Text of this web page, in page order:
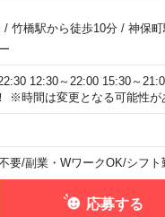
/ 竹橋駅から徒歩10分/ 神保
12:30～22:00 15:30～
※時間は変更となる可能性が
要/副業・WワークOK/シフト
応募する